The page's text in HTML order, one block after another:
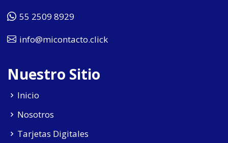
55 2509 8929
info@micontacto.click
Nuestro Sitio
Inicio
Nosotros
Tarjetas Digitales